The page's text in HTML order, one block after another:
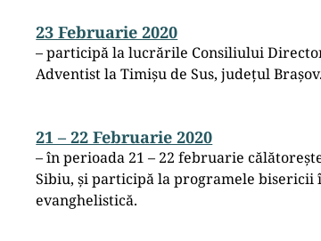
23 Februarie 2020
– participă la lucrările Consiliului
Adventist la Timișu de Sus, județul Brașov.
21 – 22 Februarie 2020
– în perioada 21 – 22 februarie
Sibiu, și participă la programele bisericii
evanghelistică.